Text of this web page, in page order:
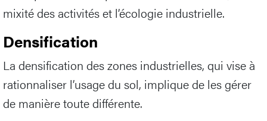
mixité des activités et l’écologie industrielle.
Densification
La densification des zones industrielles, qui vise à
rationnaliser l’usage du sol, implique de les gérer
de manière toute différente.